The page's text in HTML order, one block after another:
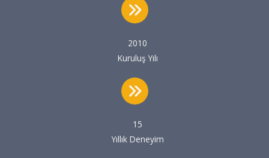
2010
Kuruluş Yılı
15
Yıllık Deneyim